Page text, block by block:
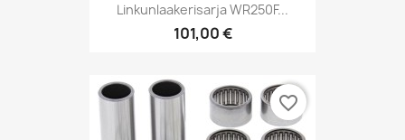
Linkunlaakerisarja WR250F...
101,00 €
favorite_border